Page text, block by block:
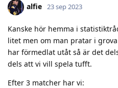
alfie 23 sep 2023
Kanske hör hemma i
litet men om man pratar i
har förmedlat utåt så är det
dels att vi vill spela tufft.
Efter 3 matcher har vi: